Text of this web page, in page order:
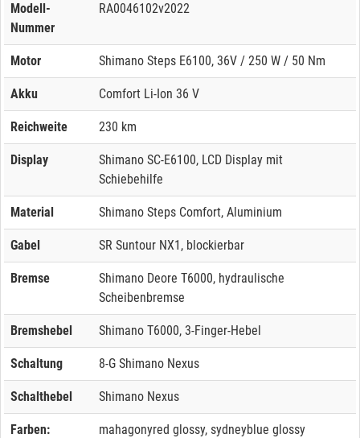
Modell-
Nummer
RA0046102v2022
Motor Shimano Steps E6100, 36V / 250 W / 50 Nm
Akku Comfort Li-Ion 36 V
Reichweite 230 km
Display
Shimano SC-E6100, LCD Display mit
Schiebehilfe
Material Shimano Steps Comfort, Aluminium
Gabel SR Suntour NX1, blockierbar
Bremse
Shimano Deore T6000, hydraulische
Scheibenbremse
Bremshebel Shimano T6000, 3-Finger-Hebel
Schaltung 8-G Shimano Nexus
Schalthebel Shimano Nexus
Farben: mahagonyred glossy, sydneyblue glossy